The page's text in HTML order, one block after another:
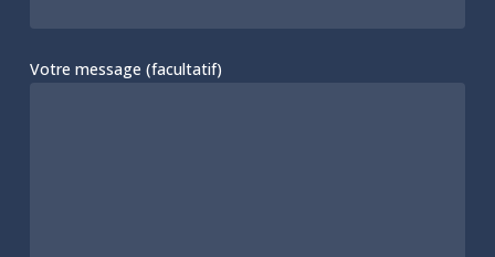
Votre message (facultatif)